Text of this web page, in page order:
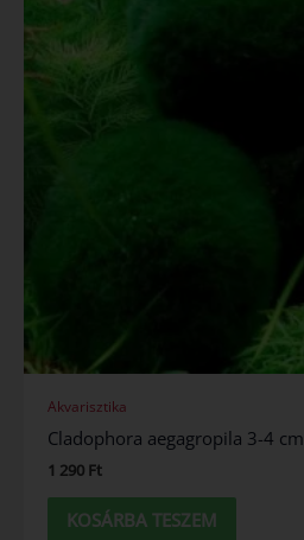
Akvarisztika
Cladophora aegagropila 3-4 cm
1 290 Ft
KOSÁRBA TESZEM